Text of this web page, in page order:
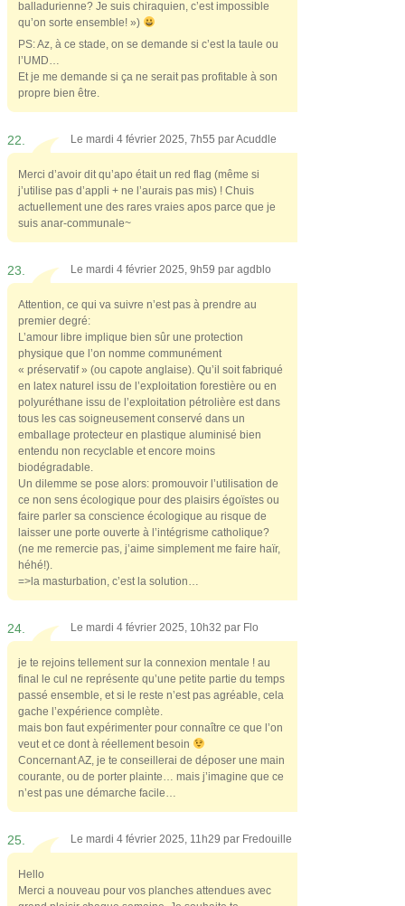
balladurienne? Je suis chiraquien, c’est impossible
qu’on sorte ensemble! »)
PS: Az, à ce stade, on se demande si c’est la taule ou
l’UMD…
Et je me demande si ça ne serait pas profitable à son
propre bien être.
22. Le mardi 4 février 2025, 7h55 parAcuddle
Merci d’avoir dit qu’apo était un red flag (même si
j’utilise pas d’appli + ne l’aurais pas mis) ! Chuis
actuellement une des rares vraies apos parce que je
suis anar-communale~
23. Le mardi 4 février 2025, 9h59 par agdblo
Attention, ce qui va suivre n’est pas à prendre au
premier degré:
L’amour libre implique bien sûr une protection
physique que l’on nomme communément
« préservatif » (ou capote anglaise). Qu’il soit fabriqué
en latex naturel issu de l’exploitation forestière ou en
polyuréthane issu de l’exploitation pétrolière est dans
tous les cas soigneusement conservé dans un
emballage protecteur en plastique aluminisé bien
entendu non recyclable et encore moins
biodégradable.
Un dilemme se pose alors: promouvoir l’utilisation de
ce non sens écologique pour des plaisirs égoïstes ou
faire parler sa conscience écologique au risque de
laisser une porte ouverte à l’intégrisme catholique?
(ne me remercie pas, j’aime simplement me faire haïr,
héhé!).
=>la masturbation, c’est la solution…
24. Le mardi 4 février 2025, 10h32 par Flo
je te rejoins tellement sur la connexion mentale ! au
final le cul ne représente qu’une petite partie du temps
passé ensemble, et si le reste n’est pas agréable, cela
gache l’expérience complète.
mais bon faut expérimenter pour connaître ce que l’on
veut et ce dont à réellement besoin
Concernant AZ, je te conseillerai de déposer une main
courante, ou de porter plainte… mais j’imagine que ce
n’est pas une démarche facile…
25. Le mardi 4 février 2025, 11h29 par Fredouille
Hello
Merci a nouveau pour vos planches attendues avec